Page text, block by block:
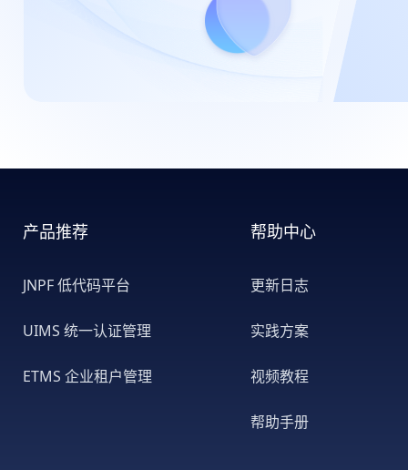
产品推荐
JNPF 低代码平台
UIMS 统一认证管理
ETMS 企业租户管理
帮助中心
更新日志
实践方案
视频教程
帮助手册